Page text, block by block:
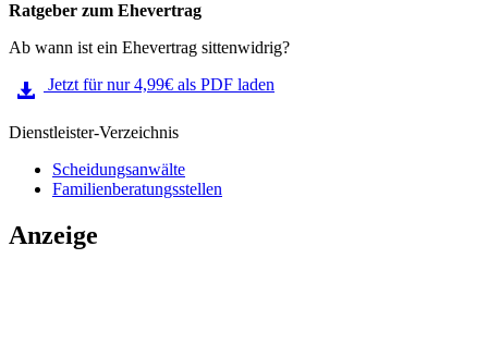
Ratgeber zum Ehevertrag
Ab wann ist ein Ehevertrag sittenwidrig?
Jetzt für nur 4,99€ als PDF laden
Dienstleister-Verzeichnis
Scheidungsanwälte
Familienberatungsstellen
Anzeige